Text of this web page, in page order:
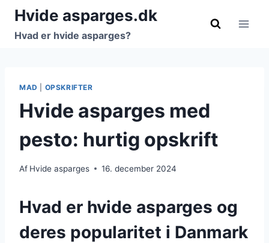
Fortsæt
indhold
Hvide asparges.dk
Hvad er hvide asparges?
MAD OPSKRIFTER
Hvide asparges med
pesto: hurtig opskrift
Af Hvide asparges 16. december 2024
Hvad er hvide asparges og
deres popularitet i Danmark